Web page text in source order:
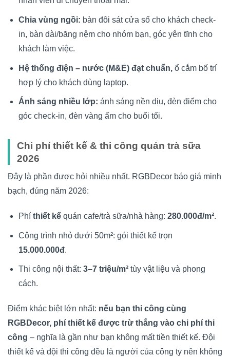
Chia vùng ngồi: bàn đôi sát cửa sổ cho khách check-
in, bàn dài/băng nệm cho nhóm bạn, góc yên tĩnh cho
khách làm việc.
Hệ thống điện – nước (M&E) đạt chuẩn,ổ cắm bố trí
hợp lý cho khách dùng laptop.
Ánh sáng nhiều lớp: ánh sáng nền dịu, đèn điểm cho
góc check-in, đèn vàng ấm cho buổi tối.
Chi phí thiết kế & thi công quán trà sữa
2026
Đây là phần được hỏi nhiều nhất. RGBDecor báo giá minh
bạch, đúng năm 2026:
Phí thiết kếquán cafe/trà sữa/nhà hàng: 280.000đ/m².
Công trình nhỏ dưới 50m²: gói thiết kế trọn
15.000.000đ.
Thi công nội thất: 3–7 triệu/m²tùy vật liệu và phong
cách.
Điểm khác biệt lớn nhất: nếu bạn thi công cùng
RGBDecor, phí thiết kế được trừ thẳng vào chi phí thi
công – nghĩa là gần như bạn không mất tiền thiết kế. Đội
thiết kế và đội thi công đều là người của công ty nên không